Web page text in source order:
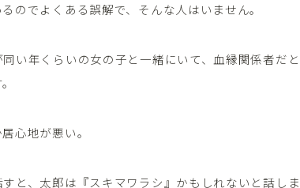
のでよくある誤解で、そんな人はいません。
い年くらいの女の子と一緒にいて、血縁関係者だ
心地が悪い。
と、太郎は『スキマワラシ』かもしれないと話し